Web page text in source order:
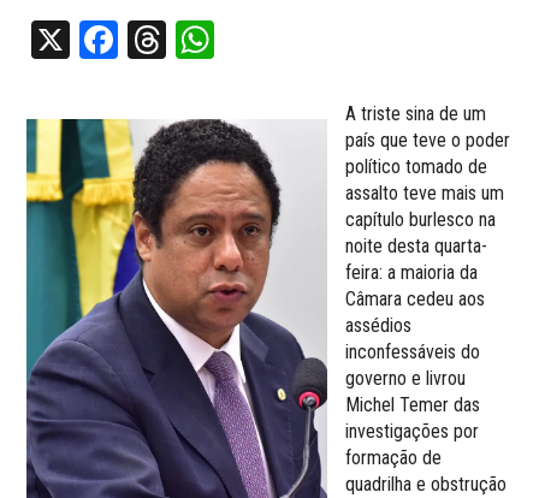
X Facebook
Threads
A triste sina de um
país que teve o poder
político tomado de
assalto teve mais um
capítulo burlesco na
noite desta quarta-
feira: a maioria da
Câmara cedeu aos
assédios
inconfessáveis do
governo e livrou
Michel Temer das
investigações por
formação de
quadrilha e obstrução